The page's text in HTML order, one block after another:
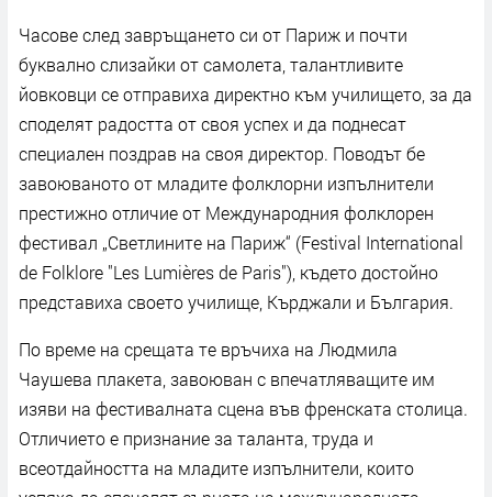
Часове след завръщането си от Париж и почти
буквално слизайки от самолета, талантливите
йовковци се отправиха директно към училището, за да
споделят радостта от своя успех и да поднесат
специален поздрав на своя директор. Поводът бе
завоюваното от младите фолклорни изпълнители
престижно отличие от Международния фолклорен
фестивал „Светлините на Париж“ (Festival International
de Folklore "Les Lumières de Paris"), където достойно
представиха своето училище, Кърджали и България.
По време на срещата те връчиха на Людмила
Чаушева плакета, завоюван с впечатляващите им
изяви на фестивалната сцена във френската столица.
Отличието е признание за таланта, труда и
всеотдайността на младите изпълнители, които